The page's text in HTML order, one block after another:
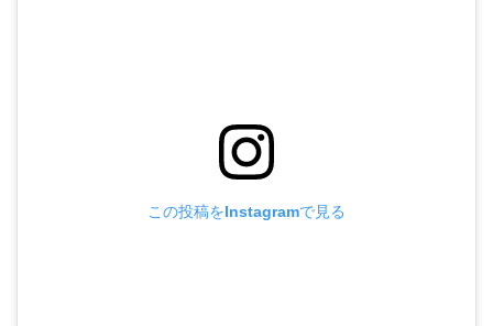
この投稿をInstagramで見る